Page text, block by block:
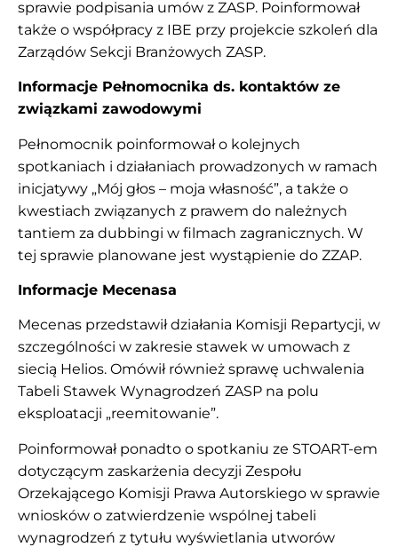
sprawie podpisania umów z ZASP. Poinformował
także o współpracy z IBE przy projekcie szkoleń dla
Zarządów Sekcji Branżowych ZASP.
Informacje Pełnomocnika ds. kontaktów ze
związkami zawodowymi
Pełnomocnik poinformował o kolejnych
spotkaniach i działaniach prowadzonych w ramach
inicjatywy „Mój głos – moja własność”, a także o
kwestiach związanych z prawem do należnych
tantiem za dubbingi w filmach zagranicznych. W
tej sprawie planowane jest wystąpienie do ZZAP.
Informacje Mecenasa
Mecenas przedstawił działania Komisji Repartycji, w
szczególności w zakresie stawek w umowach z
siecią Helios. Omówił również sprawę uchwalenia
Tabeli Stawek Wynagrodzeń ZASP na polu
eksploatacji „reemitowanie”.
Poinformował ponadto o spotkaniu ze STOART-em
dotyczącym zaskarżenia decyzji Zespołu
Orzekającego Komisji Prawa Autorskiego w sprawie
wniosków o zatwierdzenie wspólnej tabeli
wynagrodzeń z tytułu wyświetlania utworów